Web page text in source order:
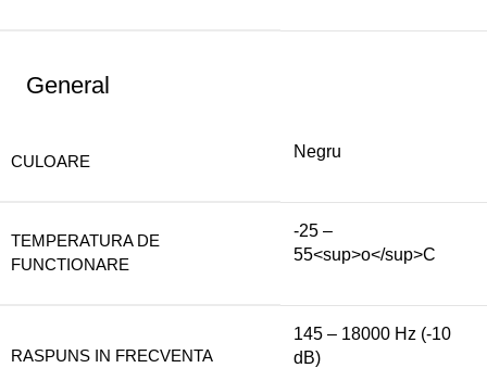
General
CULOARE
Negru
TEMPERATURA DE
FUNCTIONARE
-25 –
55<sup>o</sup>C
RASPUNS IN FRECVENTA
145 – 18000 Hz (-10
dB)